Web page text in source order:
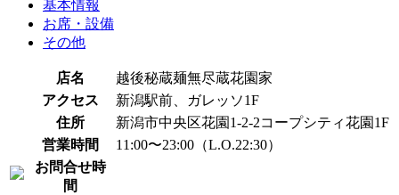
基本情報
お席・設備
その他
店名
越後秘蔵麺無尽蔵花園家
アクセス
新潟駅前、ガレッソ1F
住所
新潟市中央区花園1-2-2コープシティ花園1F
営業時間
11:00〜23:00（L.O.22:30）
お問合せ時
間